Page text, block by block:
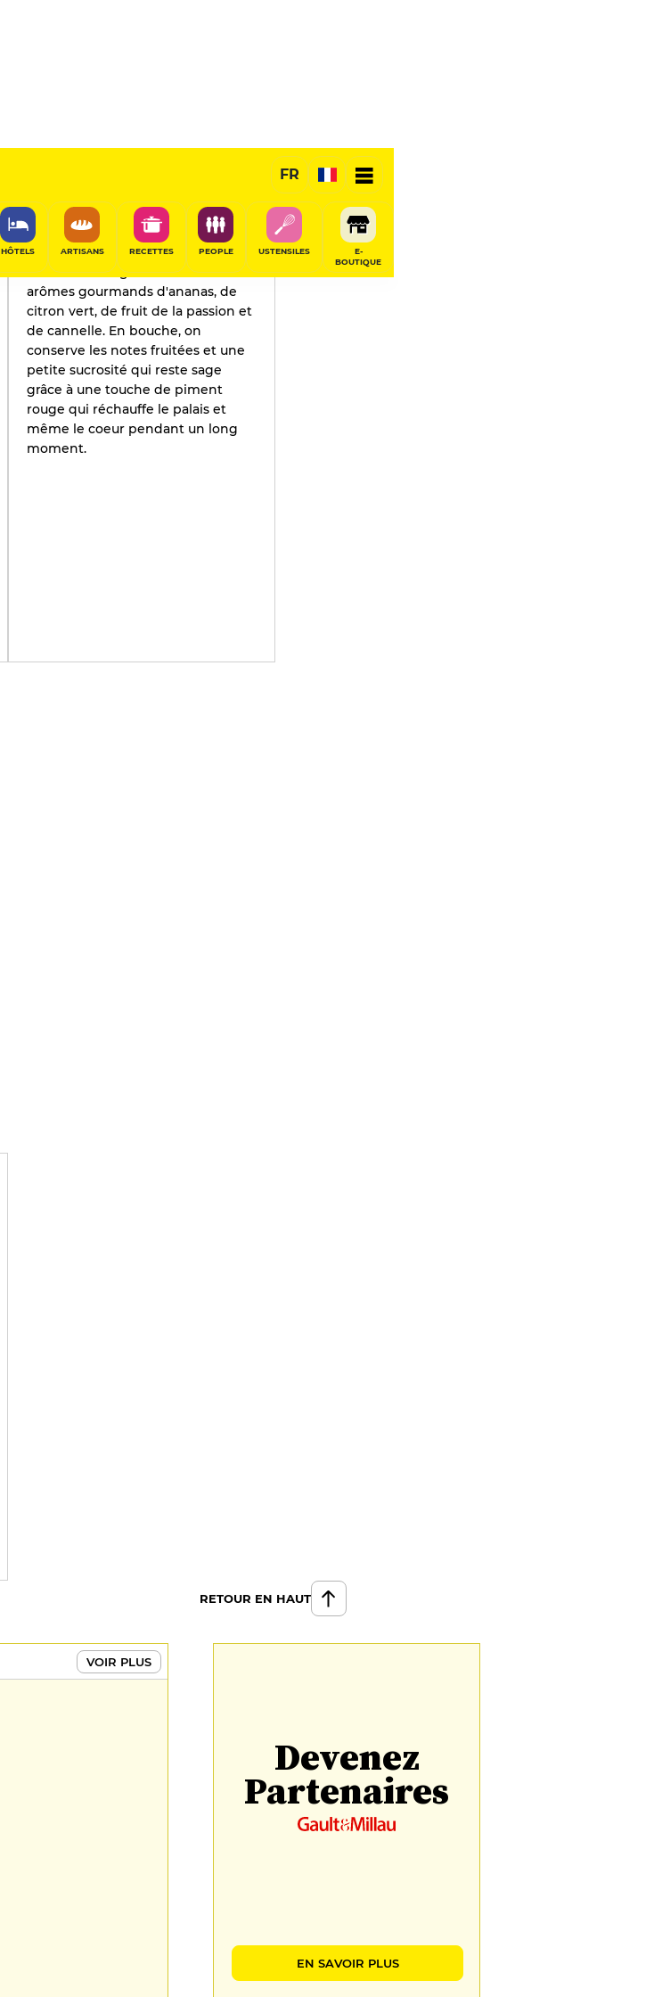
FR
HÔTELS ARTISANS RECETTES PEOPLE USTENSILES
E-
BOUTIQUE
PARTAGER
L'AVIS DE GAULT&MILLAU
2025
Ce rhum arrangé démarre avec des
arômes gourmands d'ananas, de
citron vert, de fruit de la passion et
de cannelle. En bouche, on
conserve les notes fruitées et une
petite sucrosité qui reste sage
grâce à une touche de piment
rouge qui réchauffe le palais et
même le coeur pendant un long
moment.
RETOUR EN HAUT
VOIR PLUS
Devenez
Partenaires
EN SAVOIR PLUS